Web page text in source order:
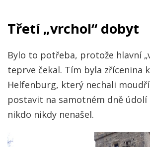
Třetí „vrchol“ dobyt
Bylo to potřeba, protože hlavní
teprve čekal. Tím byla zřícenina
Helfenburg, který nechali
postavit na samotném dně údolí
nikdo nikdy nenašel.